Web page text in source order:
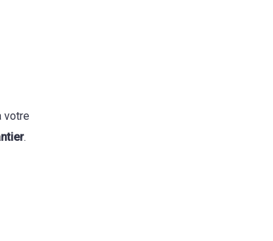
votre
.